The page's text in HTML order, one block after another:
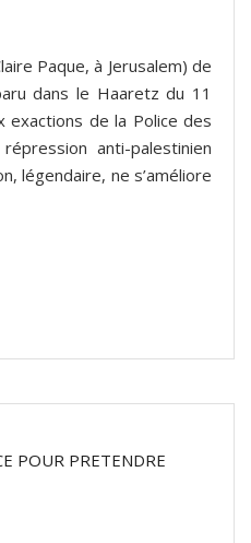
Paque, à Jerusalem) de
dans le Haaretz du 11
exactions de la Police des
anti-palestinien
légendaire, ne s’améliore
POUR PRETENDRE